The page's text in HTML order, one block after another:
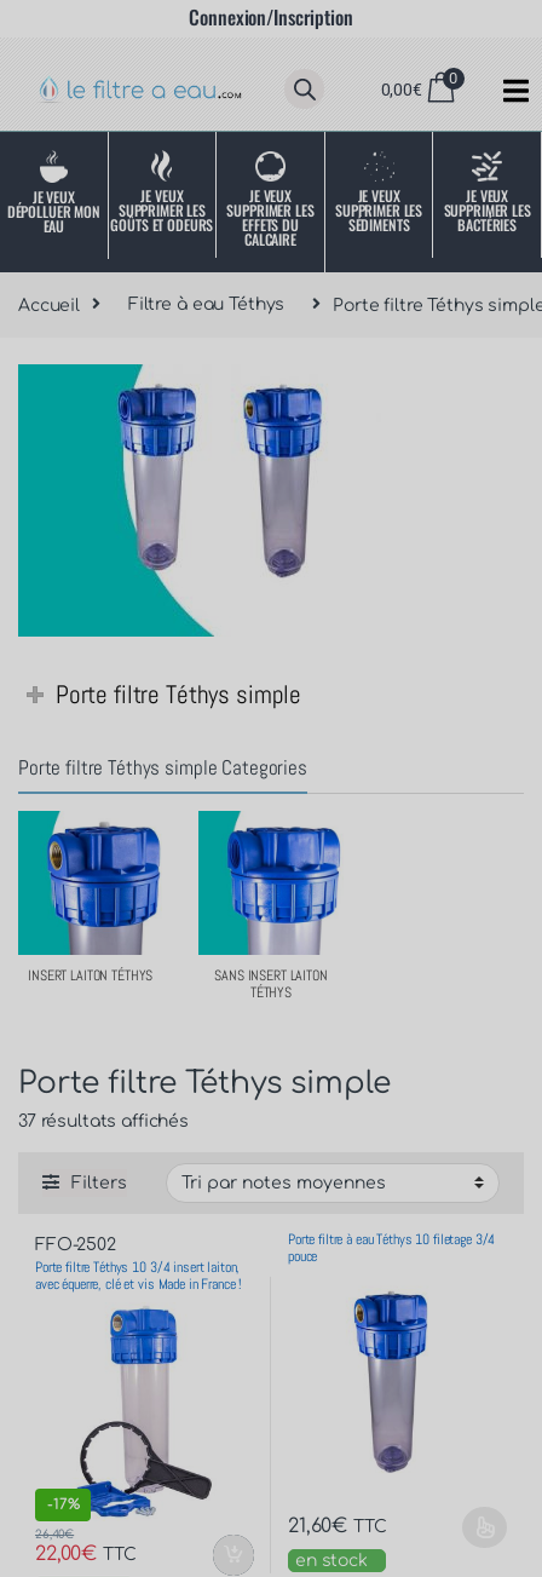
Connexion/Inscription
0,00€
0
JE VEUX
DÉPOLLUER MON
EAU
JE VEUX
SUPPRIMER LES
GOÛTS ET ODEURS
JE VEUX
SUPPRIMER LES
EFFETS DU
CALCAIRE
JE VEUX
SUPPRIMER LES
SÉDIMENTS
JE VEUX
SUPPRIMER LES
BACTÉRIES
Accueil Filtre à eau Téthys Porte filtre Téthys
Porte filtre Téthys simple
Porte filtre Téthys simple Categories
INSERT LAITON TÉTHYS
SANS INSERT LAITON
TÉTHYS
Porte filtre Téthys simple
37 résultats affichés
Filters
FFO-2502
Porte filtre Téthys 10 3/4 insert laiton,
avec équerre, clé et vis Made in France !
-17%
22,00€
26,40€
TTC
Porte filtre à eau Téthys 10 filetage 3/4
pouce
21,60€ TTC
en stock